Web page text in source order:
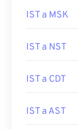
IST a MSK
IST a NST
IST a CDT
IST a AST